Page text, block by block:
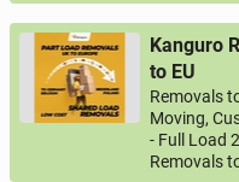
Kanguro
to EU
Removals
Moving,
- Full Load
Removals